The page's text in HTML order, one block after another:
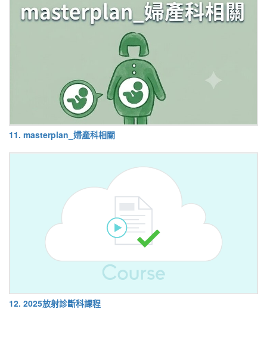
11. masterplan_婦產科相關
12. 2025放射診斷科課程